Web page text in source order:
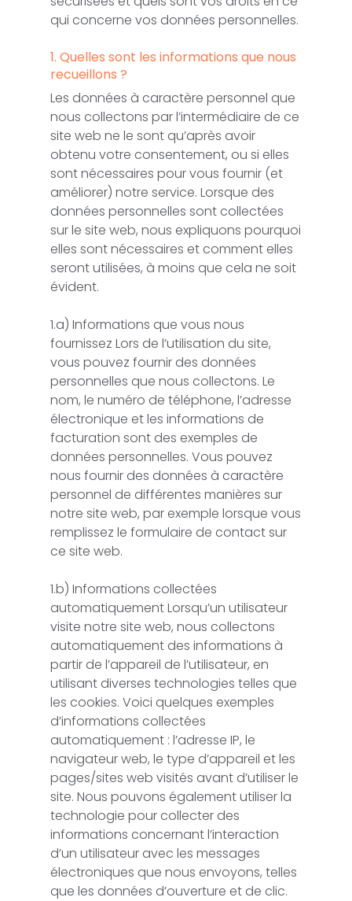
qui concerne vos données personnelles.
1. Quelles sont les informations que nous
recueillons ?
Les données à caractère personnel que
nous collectons par l’intermédiaire de ce
site web ne le sont qu’après avoir
obtenu votre consentement, ou si elles
sont nécessaires pour vous fournir (et
améliorer) notre service. Lorsque des
données personnelles sont collectées
sur le site web, nous expliquons pourquoi
elles sont nécessaires et comment elles
seront utilisées, à moins que cela ne soit
évident.
1.a) Informations que vous nous
fournissez Lors de l’utilisation du site,
vous pouvez fournir des données
personnelles que nous collectons. Le
nom, le numéro de téléphone, l’adresse
électronique et les informations de
facturation sont des exemples de
données personnelles. Vous pouvez
nous fournir des données à caractère
personnel de différentes manières sur
notre site web, par exemple lorsque vous
remplissez le formulaire de contact sur
ce site web.
1.b) Informations collectées
automatiquement Lorsqu’un utilisateur
visite notre site web, nous collectons
automatiquement des informations à
partir de l’appareil de l’utilisateur, en
utilisant diverses technologies telles que
les cookies. Voici quelques exemples
d’informations collectées
automatiquement : l’adresse IP, le
navigateur web, le type d’appareil et les
pages/sites web visités avant d’utiliser le
site. Nous pouvons également utiliser la
technologie pour collecter des
informations concernant l’interaction
d’un utilisateur avec les messages
électroniques que nous envoyons, telles
que les données d’ouverture et de clic.